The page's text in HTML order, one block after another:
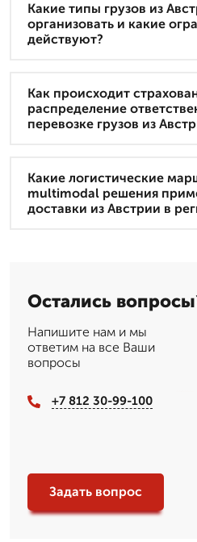
Какие типы грузов из
организовать и какие
действуют?
Как происходит
распределение
перевозке грузов из
Какие логистические
multimodal решения
доставки из Австрии в
Остались
Напишите нам и мы
ответим на все Ваши
вопросы
+7 812 30-99-100
Задать вопрос